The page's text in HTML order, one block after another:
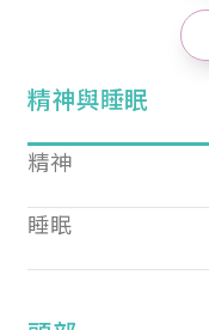
精神與睡眠
精神
睡眠